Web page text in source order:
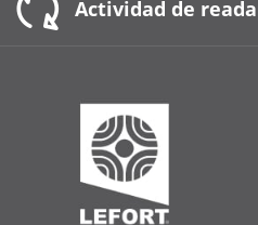
Actividad de